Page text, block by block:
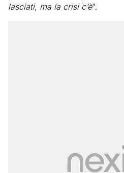
lasciati, ma la crisi c’è“.